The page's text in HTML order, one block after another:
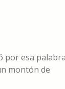
por esa
montón de